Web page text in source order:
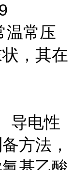
温常压
，其在
导电性
方法，